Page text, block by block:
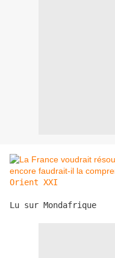
Orient XXI
Lu sur Mondafrique